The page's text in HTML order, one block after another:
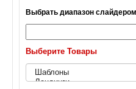
Выбрать диапазон слайдером
Выберите Товары